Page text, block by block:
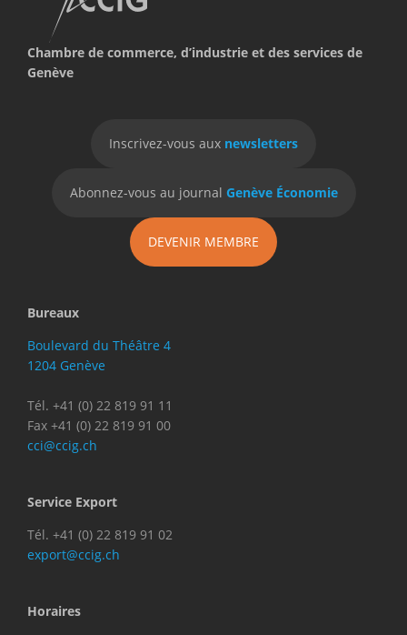
Chambre de commerce, d’industrie et des services de
Genève
Inscrivez-vous aux newsletters
Abonnez-vous au journal Genève Économie
DEVENIR MEMBRE
Bureaux
Boulevard du Théâtre 4
1204 Genève
Tél. +41 (0) 22 819 91 11
Fax +41 (0) 22 819 91 00
cci@ccig.ch
Service Export
Tél. +41 (0) 22 819 91 02
export@ccig.ch
Horaires